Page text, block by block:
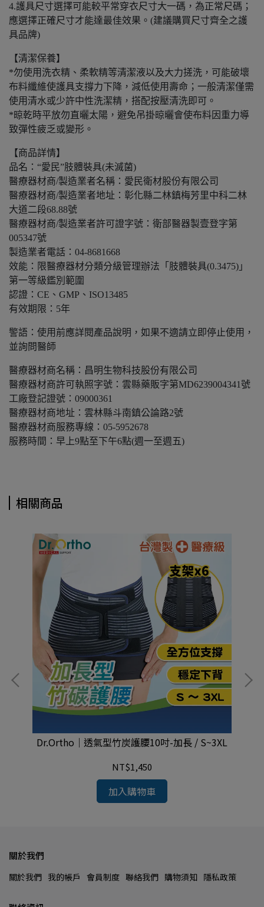
4.護具尺寸選擇可能較平常穿衣尺寸大一碼，為正常尺碼；
應選擇正確尺寸才能達最佳效果。(建議購買尺寸齊全之護
具品牌)
【清潔保養】
*勿使用洗衣精、柔軟精等清潔液以及大力搓洗，可能破壞
布料纖維使護具支撐力下降，減低使用壽命；一般清潔僅需
使用清水或少許中性洗潔精，搭配按壓清洗即可。
*晾乾時平放勿直曬太陽，避免吊掛晾曬會使布料因重力導
致彈性疲乏或變形。
【商品詳情】
品名：“愛民”肢體裝具(未滅菌)
醫療器材商/製造業者名稱：愛民衛材股份有限公司
醫療器材商/製造業者地址：彰化縣二林鎮梅芳里中科二林
大道二段68.88號
醫療器材商/製造業者許可證字號：衛部醫器製壹登字第
005347號
製造業者電話：04-8681668
效能：限醫療器材分類分級管理辦法「肢體裝具(0.3475)」
第一等級鑑別範圍
認證：CE、GMP、ISO13485
有效期限：5年
警語：使用前應詳閱產品說明，如果不適請立即停止使用，
並詢問醫師
醫療器材商名稱：昌明生物科技股份有限公司
醫療器材商許可執照字號：雲縣藥販字第MD6239004341號
工廠登記證號：09000361
醫療器材商地址：雲林縣斗南鎮公論路2號
醫療器材商服務專線：05-5952678
服務時間：早上9點至下午6點(週一至週五)
相關商品
Dr.Ortho｜透氣型竹炭護腰10吋-加長 / S~3XL
NT$1,450
加入購物車
關於我們
關於我們 我的帳戶 會員制度 聯絡我們 購物須知 隱私政策